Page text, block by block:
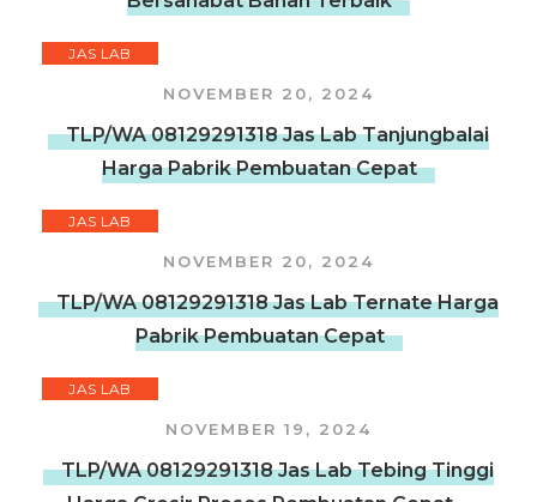
JAS LAB
NOVEMBER 20, 2024
TLP/WA 08129291318 Jas Lab Tanjungbalai
Harga Pabrik Pembuatan Cepat
JAS LAB
NOVEMBER 20, 2024
TLP/WA 08129291318 Jas Lab Ternate Harga
Pabrik Pembuatan Cepat
JAS LAB
NOVEMBER 19, 2024
TLP/WA 08129291318 Jas Lab Tebing Tinggi